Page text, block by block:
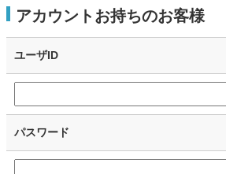
アカウントお持ちのお客様
ユーザID
パスワード